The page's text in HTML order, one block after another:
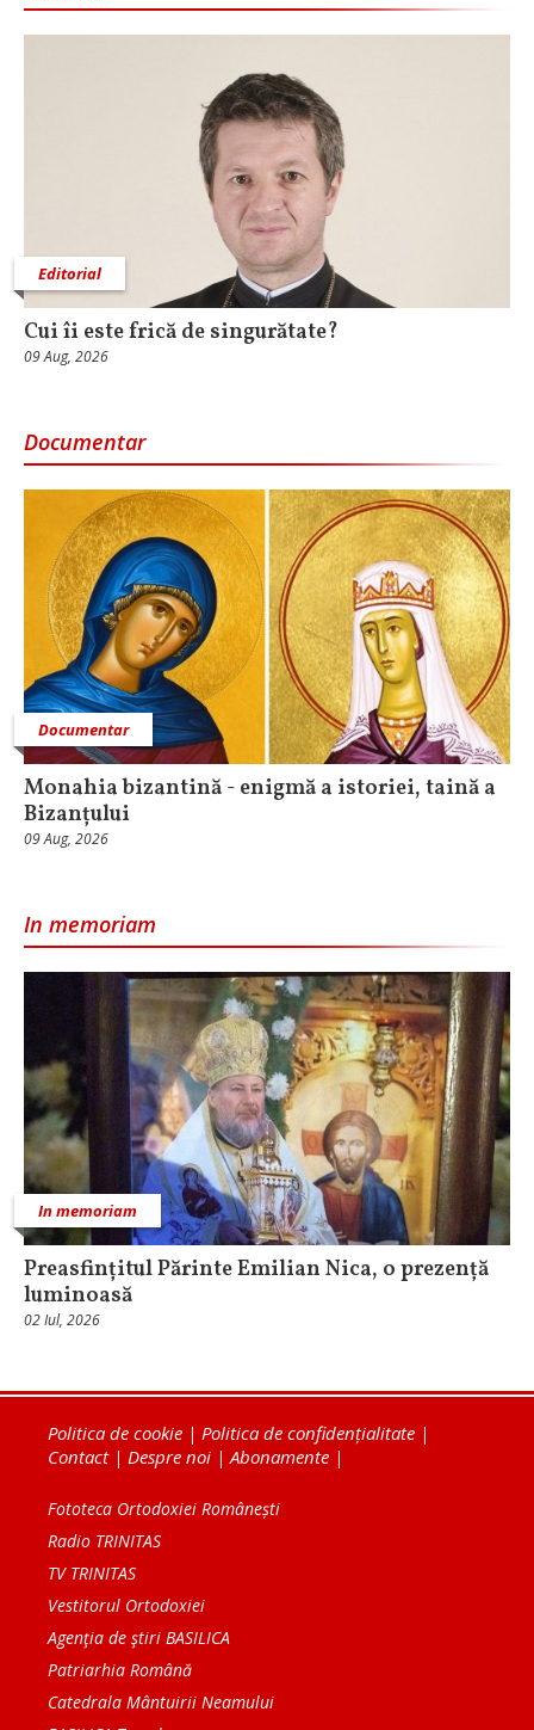
Editorial
Cui îi este frică de singurătate?
09 Aug, 2026
Documentar
Documentar
Monahia bizantină - enigmă a istoriei, taină a
Bizanțului
09 Aug, 2026
In memoriam
In memoriam
Preasfințitul Părinte Emilian Nica, o prezență
luminoasă
02 Iul, 2026
Politica de cookie | Politica de confidențialitate |
Contact| Despre noi |Abonamente |
Fototeca Ortodoxiei Românești
Radio TRINITAS
TV TRINITAS
Vestitorul Ortodoxiei
Agenţia de ştiri BASILICA
Patriarhia Română
Catedrala Mântuirii Neamului